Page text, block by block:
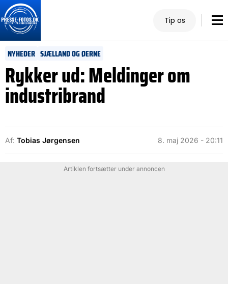
Tip os
NYHEDER SJÆLLAND OG ØERNE
Rykker ud: Meldinger om
industribrand
Af: Tobias Jørgensen 8. maj 2026 - 20:11
Artiklen fortsætter under annoncen